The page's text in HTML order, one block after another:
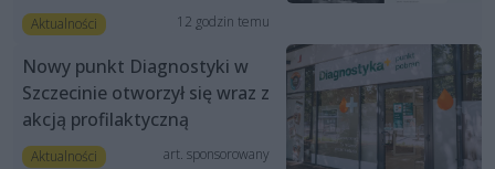
Aktualności 12 godzin temu
Nowy punkt Diagnostyki w
Szczecinie otworzył się wraz z
akcją profilaktyczną
Aktualności art. sponsorowany